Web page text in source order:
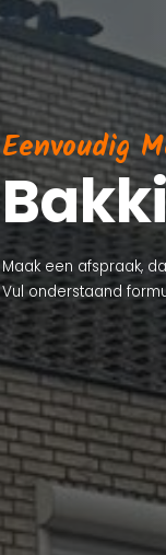
Eenvoudig
Maak een afspraak,
Vul onderstaand